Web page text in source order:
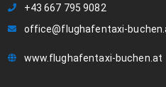
+43 667 795 9082
office@flughafentaxi-
www.flughafentaxi-buchen.at